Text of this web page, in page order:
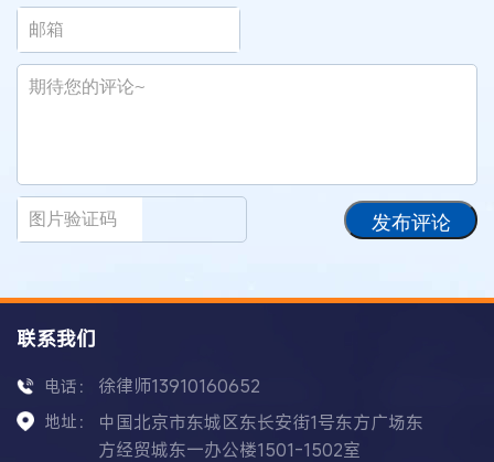
发布评论
联系我们
电话： 徐律师13910160652
地址：
中国北京市东城区东长安街1号东方广场东
方经贸城东一办公楼1501-1502室